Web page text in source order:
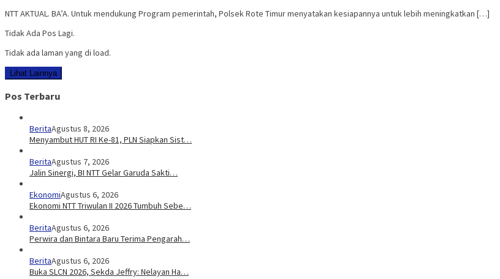
NTT AKTUAL. BA’A. Untuk mendukung Program pemerintah, Polsek Rote Timur menyatakan kesiapannya untuk lebih meningkatkan […]
Tidak Ada Pos Lagi.
Tidak ada laman yang di load.
Lihat Lainnya
Pos Terbaru
BeritaAgustus 8, 2026
Menyambut HUT RI Ke-81, PLN Siapkan Sist…
BeritaAgustus 7, 2026
Jalin Sinergi, BI NTT Gelar Garuda Sakti…
EkonomiAgustus 6, 2026
Ekonomi NTT Triwulan II 2026 Tumbuh Sebe…
BeritaAgustus 6, 2026
Perwira dan Bintara Baru Terima Pengarah…
BeritaAgustus 6, 2026
Buka SLCN 2026, Sekda Jeffry: Nelayan Ha…